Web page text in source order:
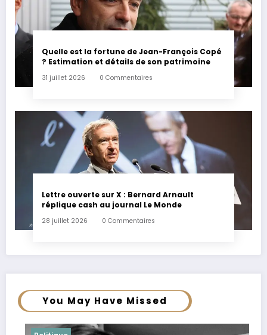
Quelle est la fortune de Jean-François Copé
? Estimation et détails de son patrimoine
31 juillet 2026 0 Commentaires
Lettre ouverte sur X : Bernard Arnault
réplique cash au journal Le Monde
28 juillet 2026 0 Commentaires
You May Have Missed